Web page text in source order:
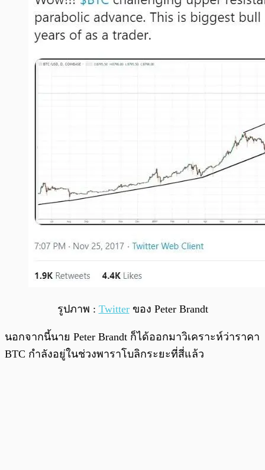
รูปภาพ : Twitterของ Peter Brandt
นอกจากนี้นาย Peter Brandt ก็ได้ออกมาวิเคราะห์ว่าราคา
BTC กำลังอยู่ในช่วงพาราโบลิกระยะที่สี่แล้ว